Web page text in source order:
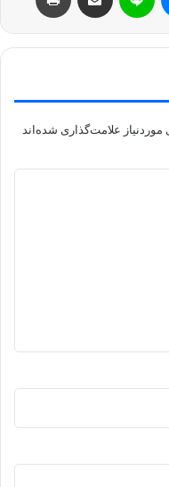
علامت‌گذاری شده‌اند